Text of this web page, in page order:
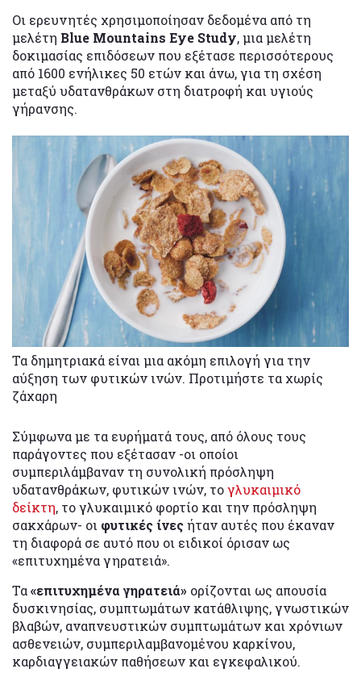
Οι ερευνητές χρησιμοποίησαν δεδομένα από τη
μελέτη Blue Mountains Eye Study, μια μελέτη
δοκιμασίας επιδόσεων που εξέτασε περισσότερους
από 1600 ενήλικες 50 ετών και άνω, για τη σχέση
μεταξύ υδατανθράκων στη διατροφή και υγιούς
γήρανσης.
Τα δημητριακά είναι μια ακόμη επιλογή για την
αύξηση των φυτικών ινών. Προτιμήστε τα χωρίς
ζάχαρη
Σύμφωνα με τα ευρήματά τους, από όλους τους
παράγοντες που εξέτασαν -οι οποίοι
συμπεριλάμβαναν τη συνολική πρόσληψη
υδατανθράκων, φυτικών ινών, τογλυκαιμικό
δείκτη, το γλυκαιμικό φορτίο και την πρόσληψη
σακχάρων- οι φυτικές ίνεςήταν αυτές που έκαναν
τη διαφορά σε αυτό που οι ειδικοί όρισαν ως
«επιτυχημένα γηρατειά».
Τα«επιτυχημένα γηρατειά» ορίζονται ως απουσία
δυσκινησίας, συμπτωμάτων κατάθλιψης, γνωστικών
βλαβών, αναπνευστικών συμπτωμάτων και χρόνιων
ασθενειών, συμπεριλαμβανομένου καρκίνου,
καρδιαγγειακών παθήσεων και εγκεφαλικού.